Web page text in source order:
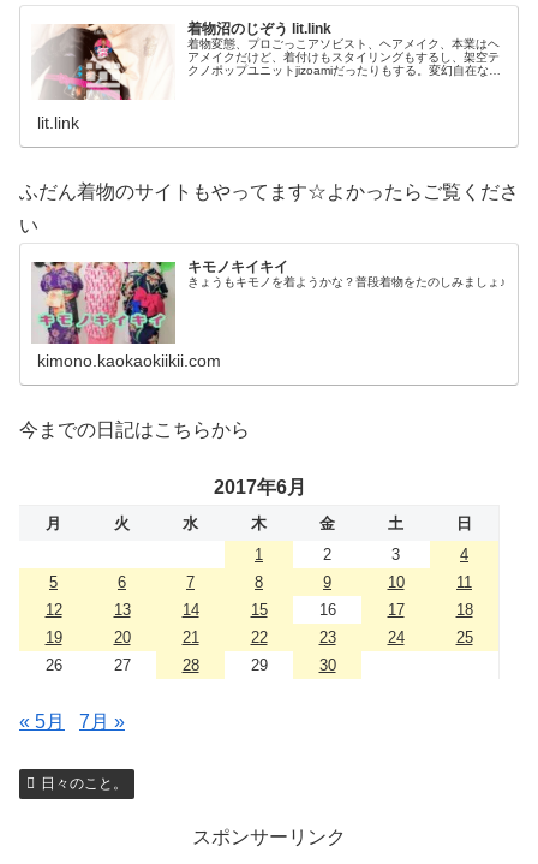
着物沼のじぞう lit.link
着物変態、プロごっこアソビスト、ヘアメイク、本業はヘ
アメイクだけど、着付けもスタイリングもするし、架空テ
クノポップユニットjizoamiだったりもする。変幻自在なた
lit.link
ふだん着物のサイトもやってます☆よかったらご覧くださ
い
キモノキイキイ
きょうもキモノを着ようかな？普段着物をたのしみましょ♪
kimono.kaokaokiikii.com
今までの日記はこちらから
2017年6月
月 火 水 木 金 土
日
1
2 3
4
5
6 7 8 9 10
11
12
13 14 15 16 17
18
19
20 21 22 23 24
25
26
27 28 29 30
« 5月 7月 »
日々のこと。
スポンサーリンク